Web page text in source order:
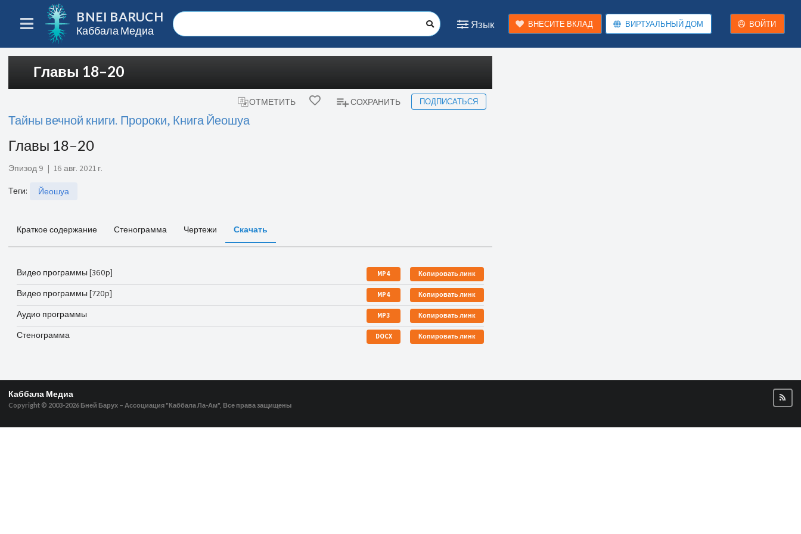
BNEI BARUCH
Каббала Медиа
Язык ВНЕСИТЕ ВКЛАД ВИРТУАЛЬНЫЙ ДОМ ВОЙТИ
Главы 18–20
ОТМЕТИТЬ СОХРАНИТЬ ПОДПИСАТЬСЯ
Тайны вечной книги. Пророки, Книга Йеошуа
Главы 18–20
Эпизод 9 | 16 авг. 2021 г.
Теги: Йеошуа
Краткое содержание Стенограмма Чертежи Скачать
Видео программы [360p] MP4 Копировать линк
Видео программы [720p] MP4 Копировать линк
Аудио программы MP3 Копировать линк
Стенограмма DOCX Копировать линк
Каббала Медиа
Copyright © 2003-2026 Бней Барух – Ассоциация "Каббала Ла-Ам", Все права защищены